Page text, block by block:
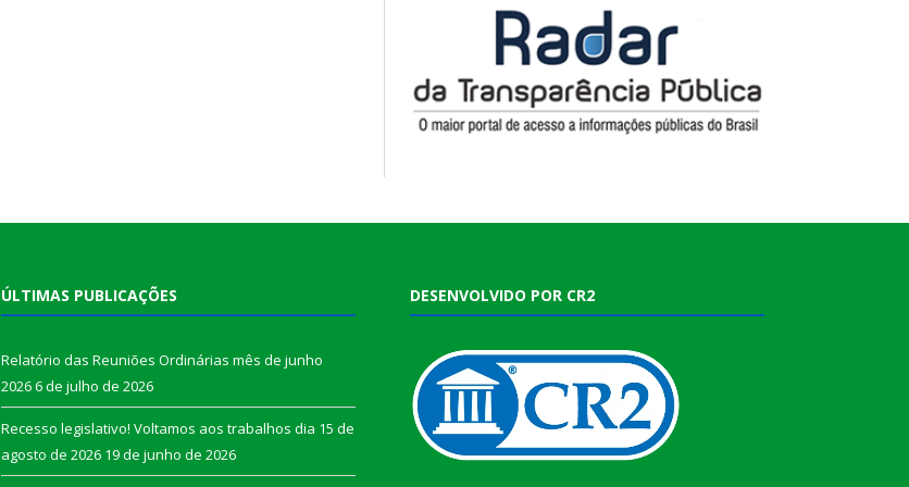
ÚLTIMAS PUBLICAÇÕES
Relatório das Reuniões Ordinárias mês de junho
20266 de julho de 2026
Recesso legislativo! Voltamos aos trabalhos dia 15 de
agosto de 2026 19 de junho de 2026
DESENVOLVIDO POR CR2